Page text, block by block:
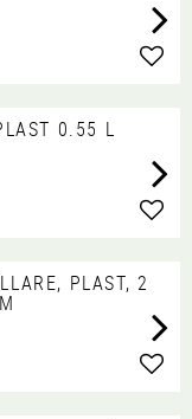
0.55 L
PLAST, 2